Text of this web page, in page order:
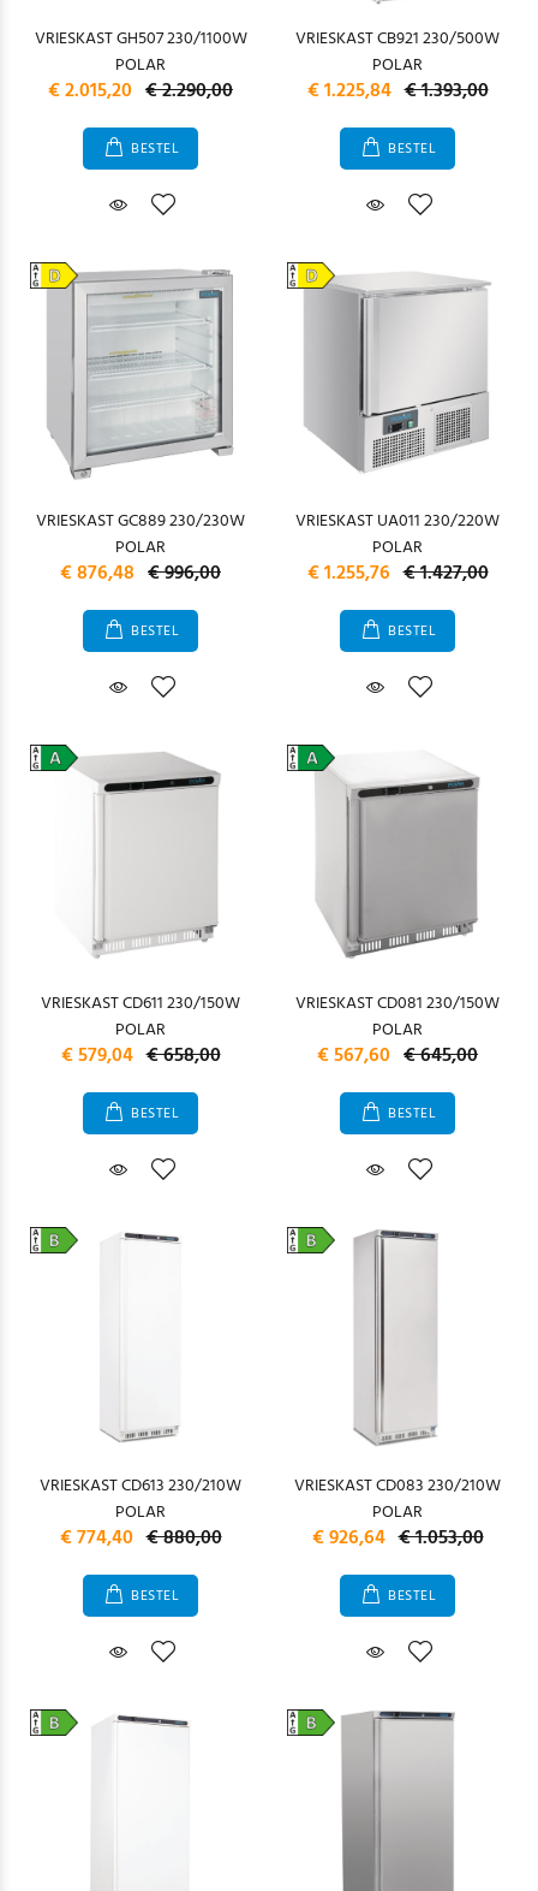
VRIESKAST GH507 230/1100W
POLAR
€ 2.015,20 € 2.290,00
BESTEL
VRIESKAST CB921 230/500W
POLAR
€ 1.225,84 € 1.393,00
BESTEL
VRIESKAST GC889 230/230W
POLAR
€ 876,48 € 996,00
BESTEL
VRIESKAST UA011 230/220W
POLAR
€ 1.255,76 € 1.427,00
BESTEL
VRIESKAST CD611 230/150W
POLAR
€ 579,04 € 658,00
BESTEL
VRIESKAST CD081 230/150W
POLAR
€ 567,60 € 645,00
BESTEL
VRIESKAST CD613 230/210W
POLAR
€ 774,40 € 880,00
BESTEL
VRIESKAST CD083 230/210W
POLAR
€ 926,64 € 1.053,00
BESTEL